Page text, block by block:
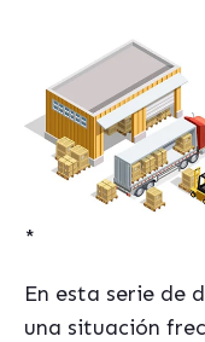
*
En esta serie de
una situación